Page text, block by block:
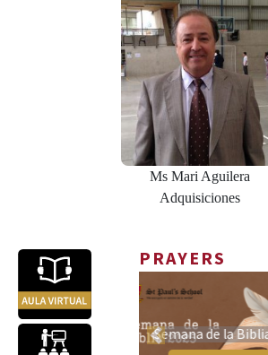
Ms Mari Aguilera
Adquisiciones
PRAYERS
Semana de la Biblia 2025
Previous